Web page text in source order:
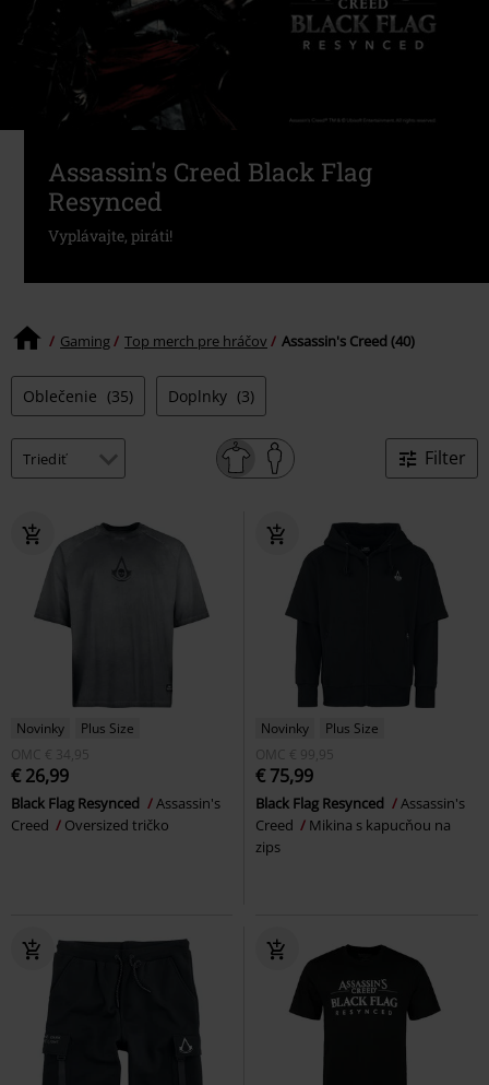
Assassin's Creed Black Flag
Resynced
Vyplávajte, piráti!
Gaming Top merch pre hráčov Assassin's Creed (40)
Oblečenie (35) Doplnky (3)
Filter
Novinky
Plus Size
OMC € 34,95
€ 26,99
Black Flag Resynced
Assassin's
Creed
Oversized tričko
Novinky
Plus Size
OMC € 99,95
€ 75,99
Black Flag Resynced
Assassin's
Creed
Mikina s kapucňou na
zips